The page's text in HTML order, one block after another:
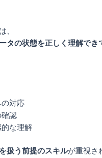
、
タの状態を正しく理解でき
対応
認
な理解
扱う前提のスキルが重視さ